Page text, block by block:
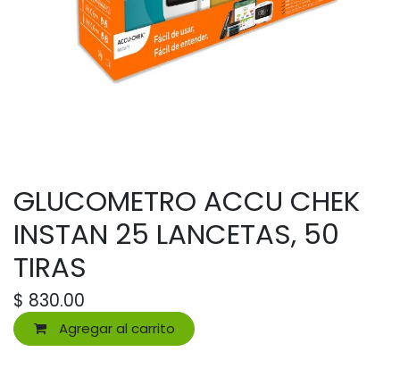
GLUCOMETRO ACCU CHEK
INSTAN 25 LANCETAS, 50
TIRAS
$ 830.00
Agregar al carrito